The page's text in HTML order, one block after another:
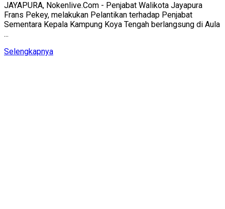
JAYAPURA, Nokenlive.Com - Penjabat Walikota Jayapura
Frans Pekey, melakukan Pelantikan terhadap Penjabat
Sementara Kepala Kampung Koya Tengah berlangsung di Aula
...
SelengkapnyaDetails